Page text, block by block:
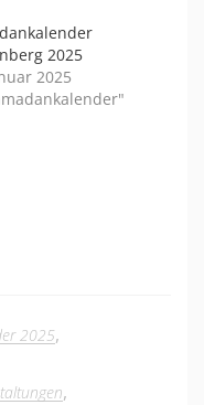
2025
2025
2025,
,